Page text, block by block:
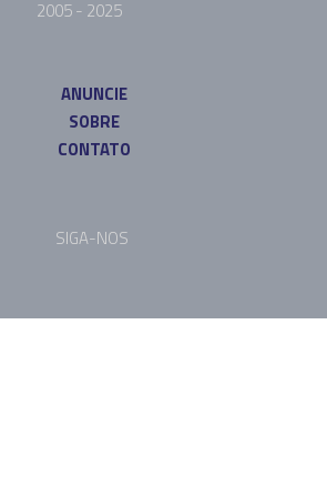
2005 - 2025
ANUNCIE
SOBRE
CONTATO
SIGA-NOS